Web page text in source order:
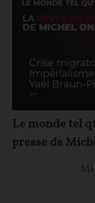
Le monde tel
presse de